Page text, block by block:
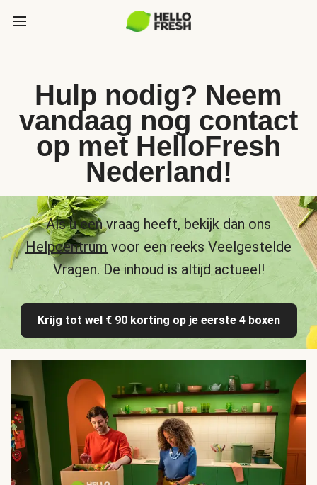
Hulp nodig? Neem
vandaag nog contact
op met HelloFresh
Nederland!
Als u een vraag heeft, bekijk dan ons
Helpcentrum voor een reeks Veelgestelde
Vragen. De inhoud is altijd actueel!
Krijg tot wel € 90 korting op je eerste 4 boxen